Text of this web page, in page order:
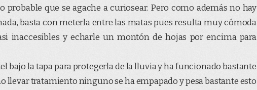
probable que se agache a curiosear. Pero como además no hay
basta con meterla entre las matas pues resulta muy cómoda
inaccesibles y echarle un montón de hojas por encima para
bajo la tapa para protegerla de la lluvia y ha funcionado bastante
llevar tratamiento ninguno se ha empapado y pesa bastante esto